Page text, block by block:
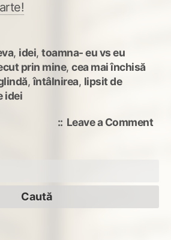
, idei, toamna- eu vs eu
prin mine, cea mai închisă
,întâlnirea, lipsit de
idei
Leave a Commenton